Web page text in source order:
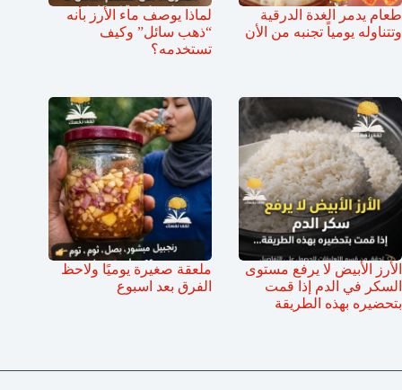
طعام يدمر الغدة الدرقية
وتتناوله يومياً تجنبه من الأن
لماذا يوصف ماء الأرز بأنه
“ذهب سائل” وكيف
تستخدمه؟
الأرز الأبيض لا يرفع مستوى
السكر في الدم إذا قمت
بتحضيره بهذه الطريقة
ملعقة صغيرة يوميًا ولاحظ
الفرق بعد اسبوع